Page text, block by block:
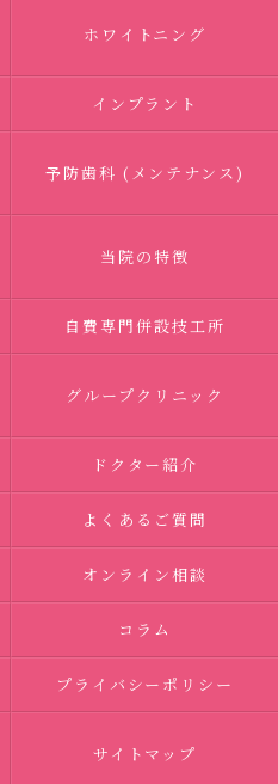
ホワイトニング
インプラント
予防歯科 (メンテナンス)
当院の特徴
自費専門併設技工所
グループクリニック
ドクター紹介
よくあるご質問
オンライン相談
コラム
プライバシーポリシー
サイトマップ